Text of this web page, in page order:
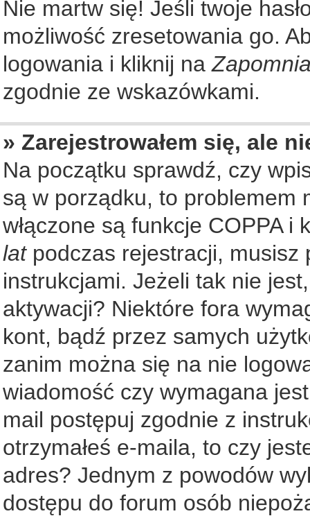
Nie martw się! Jeśli twoje
możliwość zresetowania go.
logowania i kliknij na
zgodnie ze wskazówkami.
» Zarejestrowałem się, ale
Na początku sprawdź, czy
są w porządku, to problemem
włączone są funkcje COPPA i
latpodczas rejestracji, musisz
instrukcjami. Jeżeli tak nie
aktywacji? Niektóre fora
kont, bądź przez samych
zanim można się na nie
wiadomość czy wymagana
mail postępuj zgodnie z
otrzymałeś e-maila, to czy
adres? Jednym z powodów
dostępu do forum osób